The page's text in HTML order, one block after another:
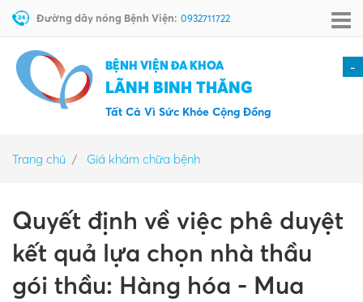
Đường dây nóng Bệnh Viện: 0932711722
BỆNH VIỆN ĐA KHOA
LÃNH BINH THĂNG
Tất Cả Vì Sức Khỏe Cộng Đồng
Trang chủ Giá khám chữa bệnh
Quyết định về việc phê duyệt
kết quả lựa chọn nhà thầu
gói thầu: Hàng hóa - Mua
-